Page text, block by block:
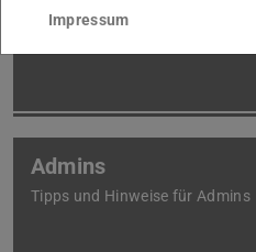
Admins
Tipps und Hinweise für Admins
Impressum